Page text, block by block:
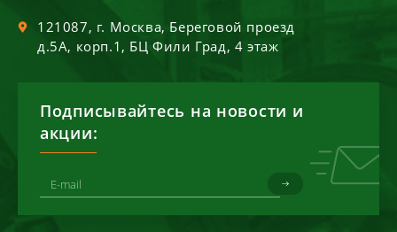
121087, г. Москва, Береговой проезд
д.5А, корп.1, БЦ Фили Град, 4 этаж
Подписывайтесь на новости и
акции: